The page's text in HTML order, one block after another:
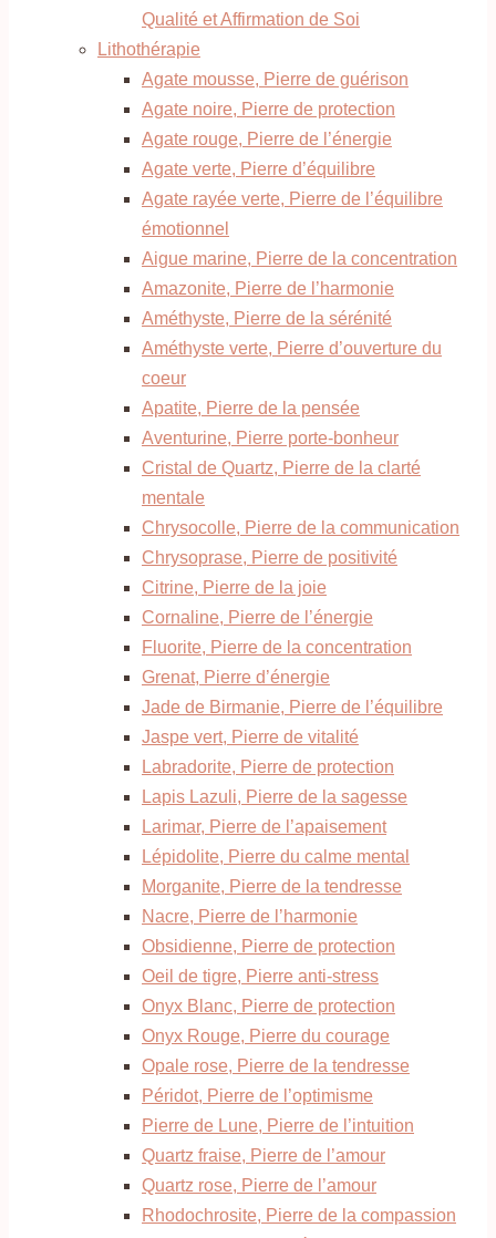
Qualité et Affirmation de Soi
Lithothérapie
Agate mousse, Pierre de guérison
Agate noire, Pierre de protection
Agate rouge, Pierre de l’énergie
Agate verte, Pierre d’équilibre
Agate rayée verte, Pierre de l’équilibre
émotionnel
Aigue marine, Pierre de la concentration
Amazonite, Pierre de l’harmonie
Améthyste, Pierre de la sérénité
Améthyste verte, Pierre d’ouverture du
coeur
Apatite, Pierre de la pensée
Aventurine, Pierre porte-bonheur
Cristal de Quartz, Pierre de la clarté
mentale
Chrysocolle, Pierre de la communication
Chrysoprase, Pierre de positivité
Citrine, Pierre de la joie
Cornaline, Pierre de l’énergie
Fluorite, Pierre de la concentration
Grenat, Pierre d’énergie
Jade de Birmanie, Pierre de l’équilibre
Jaspe vert, Pierre de vitalité
Labradorite, Pierre de protection
Lapis Lazuli, Pierre de la sagesse
Larimar, Pierre de l’apaisement
Lépidolite, Pierre du calme mental
Morganite, Pierre de la tendresse
Nacre, Pierre de l’harmonie
Obsidienne, Pierre de protection
Oeil de tigre, Pierre anti-stress
Onyx Blanc, Pierre de protection
Onyx Rouge, Pierre du courage
Opale rose, Pierre de la tendresse
Péridot, Pierre de l’optimisme
Pierre de Lune, Pierre de l’intuition
Quartz fraise, Pierre de l’amour
Quartz rose, Pierre de l’amour
Rhodochrosite, Pierre de la compassion